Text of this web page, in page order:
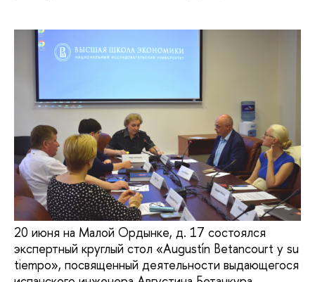
20 июня на Малой Ордынке, д. 17 состоялся
экспертный круглый стол «Augustín Betancourt y su
tiempo», посвященный деятельности выдающегося